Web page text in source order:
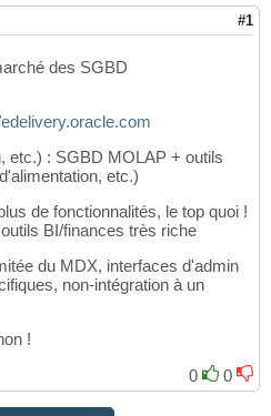
#1
des SGBD
etc.) : SGBD MOLAP + outils
etc.)
de fonctionnalités, le top quoi !
BI/finances très riche
du MDX, interfaces d'admin
non-intégration à un
!
0
0